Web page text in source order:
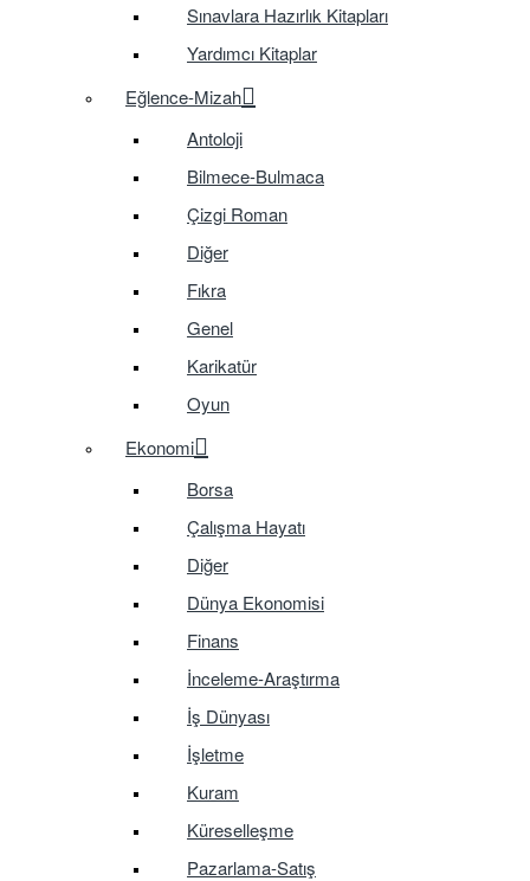
Sınavlara Hazırlık Kitapları
Yardımcı Kitaplar
Eğlence-Mizah
Antoloji
Bilmece-Bulmaca
Çizgi Roman
Diğer
Fıkra
Genel
Karikatür
Oyun
Ekonomi
Borsa
Çalışma Hayatı
Diğer
Dünya Ekonomisi
Finans
İnceleme-Araştırma
İş Dünyası
İşletme
Kuram
Küreselleşme
Pazarlama-Satış